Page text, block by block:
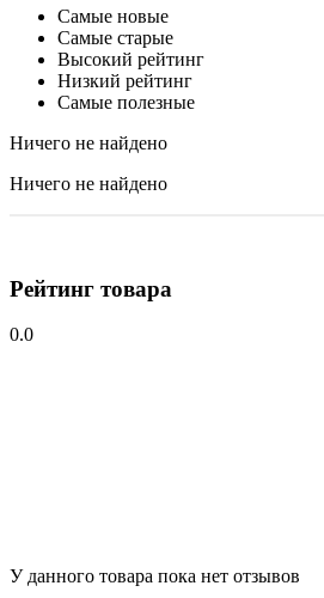
Самые новые
Самые старые
Высокий рейтинг
Низкий рейтинг
Самые полезные
Ничего не найдено
Ничего не найдено
Рейтинг товара
0.0
У данного товара пока нет отзывов